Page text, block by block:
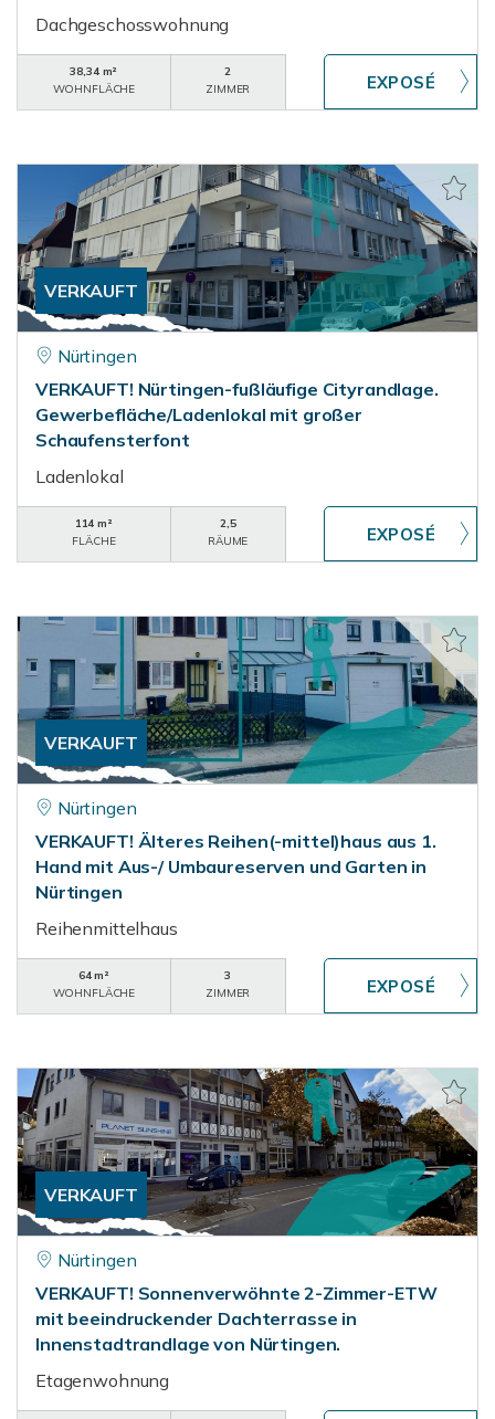
Dachgeschosswohnung
38,34 m²
WOHNFLÄCHE
2
ZIMMER
VERKAUFT
Nürtingen
VERKAUFT! Nürtingen-fußläufige Cityrandlage.
Gewerbefläche/Ladenlokal mit großer
Schaufensterfont
Ladenlokal
114 m²
FLÄCHE
2,5
RÄUME
VERKAUFT
Nürtingen
VERKAUFT! Älteres Reihen(-mittel)haus aus 1.
Hand mit Aus-/ Umbaureserven und Garten in
Nürtingen
Reihenmittelhaus
64 m²
WOHNFLÄCHE
3
ZIMMER
VERKAUFT
Nürtingen
VERKAUFT! Sonnenverwöhnte 2-Zimmer-ETW
mit beeindruckender Dachterrasse in
Innenstadtrandlage von Nürtingen.
Etagenwohnung